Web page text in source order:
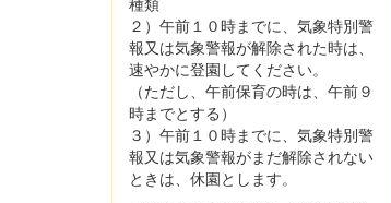
２）午前１０時までに、気象特別警
報又は気象警報が解除された時は、
速やかに登園してください。
（ただし、午前保育の時は、午前９
時までとする）
３）午前１０時までに、気象特別警
報又は気象警報がまだ解除されない
ときは、休園とします。